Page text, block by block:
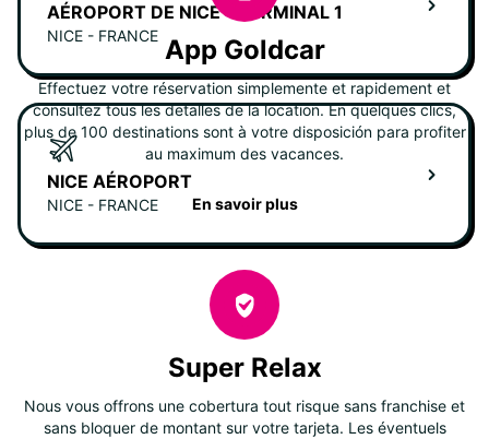
AÉROPORT DE NICE - TERMINAL 1
NICE - FRANCE
NICE AÉROPORT
NICE - FRANCE
App Goldcar
Effectuez votre réservation simplemente et rapidement et
consultez tous les detalles de la location. En quelques clics,
plus de 100 destinations sont à votre disposición para profiter
au maximum des vacances.
En savoir plus
Super Relax
Nous vous offrons une cobertura tout risque sans franchise et
sans bloquer de montant sur votre tarjeta. Les éventuels